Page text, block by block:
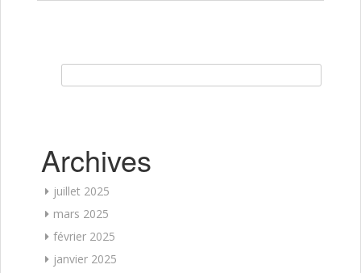
Archives
juillet 2025
mars 2025
février 2025
janvier 2025